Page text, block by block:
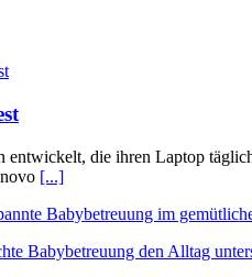
die ihren Laptop
[...]
Babybetreuung den Alltag